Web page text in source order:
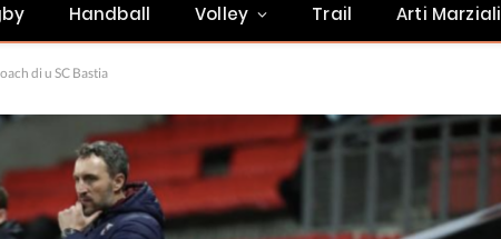
Handball Volley Trail Arti Marziali
di u SC Bastia